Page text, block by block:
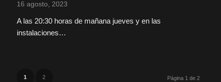
16 agosto, 2023
A las 20:30 horas de mañana jueves y en las
instalaciones…
Página 1 de 2
1 2